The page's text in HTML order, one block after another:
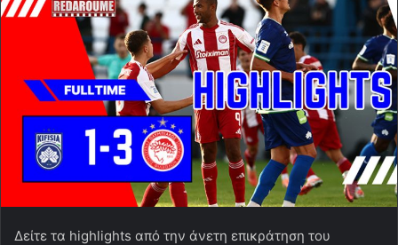
Δείτε τα highlights από την άνετη επικράτηση του